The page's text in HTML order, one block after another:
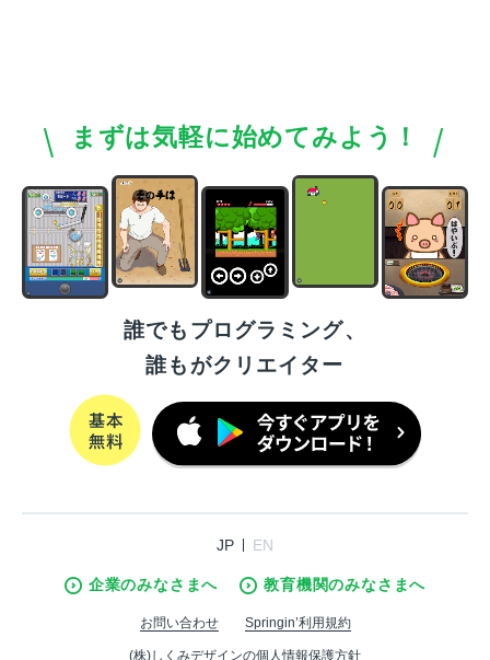
まずは気軽に始めてみよう！
誰でもプログラミング、
誰もがクリエイター
JP EN
企業のみなさまへ 教育機関のみなさまへ
お問い合わせ Springin’利用規約
(株)しくみデザインの個人情報保護方針